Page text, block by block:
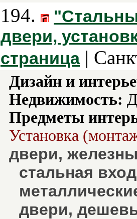
194.
двери,
страница|
Дизайн и
Недвижимость:
Предметы
Установка
двери,
стальная
двери,